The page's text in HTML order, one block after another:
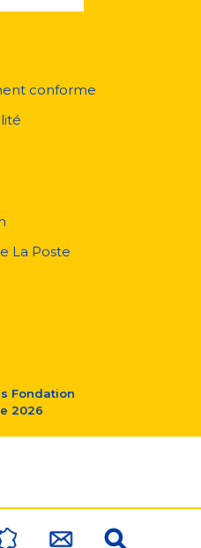
conforme
La Poste
Fondation
2026